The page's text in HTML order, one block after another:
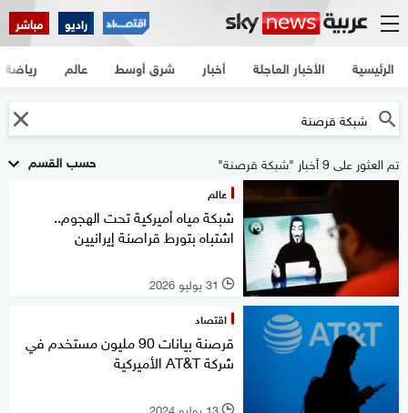
راديو مباشر
الرئيسية الأخبار العاجلة أخبار شرق أوسط عالم رياضة
حسب القسم تم العثور على 9 أخبار "شبكة قرصنة"
عالم
شبكة مياه أميركية تحت الهجوم..
اشتباه بتورط قراصنة إيرانيين
l 31 يوليو 2026
اقتصاد
قرصنة بيانات 90 مليون مستخدم في
شركة AT&T الأميركية
l